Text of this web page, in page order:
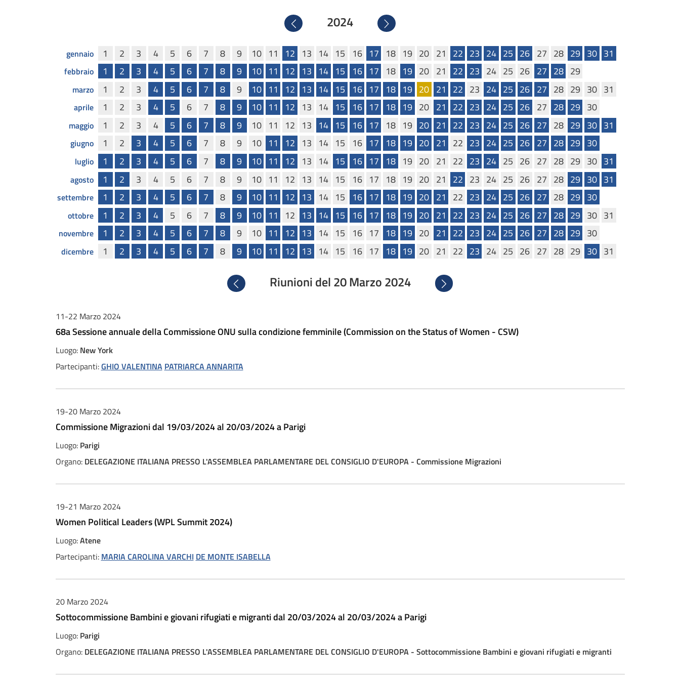
Precedente 2024 Successivo
gennaio 1 2 3 4 5 6 7 8 9 10 11 12 13 14 15 16 17 18 19 20 21 22 23 24 25 26 27 28 29 30 31
febbraio 1 2 3 4 5 6 7 8 9 10 11 12 13 14 15 16 17 18 19 20 21 22 23 24 25 26 27 28 29
marzo 1 2 3 4 5 6 7 8 9 10 11 12 13 14 15 16 17 18 19 20 21 22 23 24 25 26 27 28 29 30 31
aprile 1 2 3 4 5 6 7 8 9 10 11 12 13 14 15 16 17 18 19 20 21 22 23 24 25 26 27 28 29 30
maggio 1 2 3 4 5 6 7 8 9 10 11 12 13 14 15 16 17 18 19 20 21 22 23 24 25 26 27 28 29 30 31
giugno 1 2 3 4 5 6 7 8 9 10 11 12 13 14 15 16 17 18 19 20 21 22 23 24 25 26 27 28 29 30
luglio 1 2 3 4 5 6 7 8 9 10 11 12 13 14 15 16 17 18 19 20 21 22 23 24 25 26 27 28 29 30 31
agosto 1 2 3 4 5 6 7 8 9 10 11 12 13 14 15 16 17 18 19 20 21 22 23 24 25 26 27 28 29 30 31
settembre 1 2 3 4 5 6 7 8 9 10 11 12 13 14 15 16 17 18 19 20 21 22 23 24 25 26 27 28 29 30
ottobre 1 2 3 4 5 6 7 8 9 10 11 12 13 14 15 16 17 18 19 20 21 22 23 24 25 26 27 28 29 30 31
novembre 1 2 3 4 5 6 7 8 9 10 11 12 13 14 15 16 17 18 19 20 21 22 23 24 25 26 27 28 29 30
dicembre 1 2 3 4 5 6 7 8 9 10 11 12 13 14 15 16 17 18 19 20 21 22 23 24 25 26 27 28 29 30 31
Precedente Riunioni del 20 Marzo 2024 Successivo
11-22 Marzo 2024
68a Sessione annuale della Commissione ONU sulla condizione femminile (Commission on the Status of Women - CSW)
Luogo: New York
Partecipanti:GHIO VALENTINA PATRIARCA ANNARITA
19-20 Marzo 2024
Commissione Migrazioni dal 19/03/2024 al 20/03/2024 a Parigi
Luogo: Parigi
Organo: DELEGAZIONE ITALIANA PRESSO L'ASSEMBLEA PARLAMENTARE DEL CONSIGLIO D'EUROPA - Commissione Migrazioni
19-21 Marzo 2024
Women Political Leaders (WPL Summit 2024)
Luogo:Atene
Partecipanti: MARIA CAROLINA VARCHI DE MONTE ISABELLA
20 Marzo 2024
Sottocommissione Bambini e giovani rifugiati e migranti dal 20/03/2024 al 20/03/2024 a Parigi
Luogo: Parigi
Organo: DELEGAZIONE ITALIANA PRESSO L'ASSEMBLEA PARLAMENTARE DEL CONSIGLIO D'EUROPA - Sottocommissione Bambini e giovani rifugiati e migranti